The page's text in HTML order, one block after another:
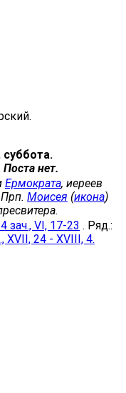
суббота.
Поста нет.
Ермократа, иереев
Моисея (икона)
зач., VI, 17-23 . Ряд.:
XVII, 24 - XVIII, 4.